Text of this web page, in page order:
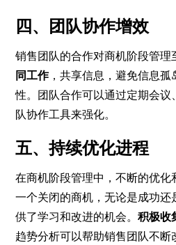
四、团队协作增效
销售团队的合作对商机阶段管理
同工作，共享信息，避免信息
性。团队合作可以通过定期会议
队协作工具来强化。
五、持续优化进程
在商机阶段管理中，不断的优
一个关闭的商机，无论是成功还
供了学习和改进的机会。积极收
趋势分析可以帮助销售团队不